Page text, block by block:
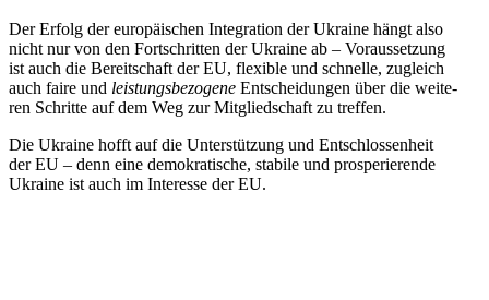
Der Erfolg der euro­päi­schen Inte­gra­tion der Ukraine hängt also
nicht nur von den Fort­schrit­ten der Ukraine ab – Vor­aus­set­zung
ist auch die Bereit­schaft der EU, fle­xi­ble und schnelle, zugleich
auch faire und leis­tungs­be­zo­gene Ent­schei­dun­gen über die wei­te­
ren Schritte auf dem Weg zur Mit­glied­schaft zu treffen.
Die Ukraine hofft auf die Unter­stüt­zung und Ent­schlos­sen­heit
der EU – denn eine demo­kra­ti­sche, stabile und pro­spe­rie­rende
Ukraine ist auch im Inter­esse der EU.